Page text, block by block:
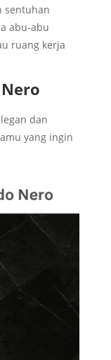
sentuhan
abu-abu
ruang kerja
dan
yang ingin